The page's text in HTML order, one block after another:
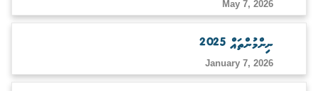
May 7, 2026
ނިންމުންތައް 2025
January 7, 2026